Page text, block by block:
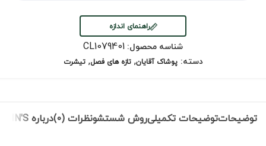
راهنمای اندازه
شناسه محصول: CL1079401
دسته: پوشاک آقایان, تازه های فصل, تیشرت
توضیحاتتوضیحات تکمیلیروش شستشونظرات (0) درباره COLIN'S